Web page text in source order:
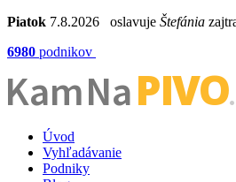
Piatok 7.8.2026 oslavuje Štefánia
6980 podnikov
Kam NaPIVO
Úvod
Vyhľadávanie
Podniky